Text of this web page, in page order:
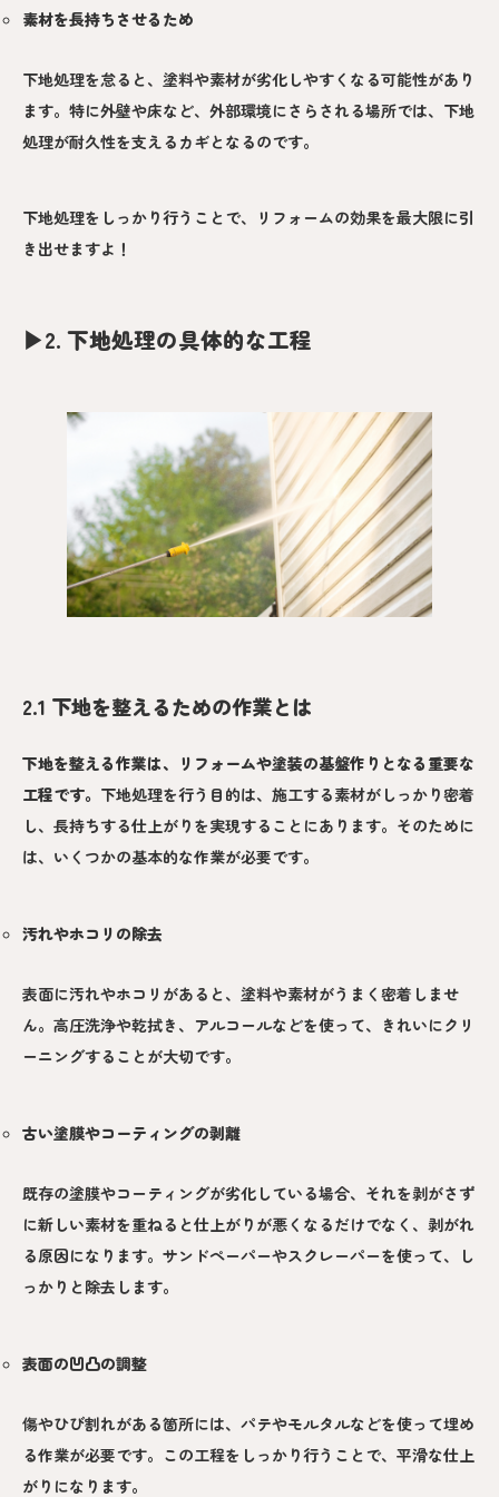
素材を長持ちさせるため
下地処理を怠ると、塗料や素材が劣化しやすくなる可能性があり
ます。特に外壁や床など、外部環境にさらされる場所では、下地
処理が耐久性を支えるカギとなるのです。
下地処理をしっかり行うことで、リフォームの効果を最大限に引
き出せますよ！
▶︎2. 下地処理の具体的な工程
2.1 下地を整えるための作業とは
下地を整える作業は、リフォームや塗装の基盤作りとなる重要な
工程です。 下地処理を行う目的は、施工する素材がしっかり密着
し、長持ちする仕上がりを実現することにあります。そのために
は、いくつかの基本的な作業が必要です。
汚れやホコリの除去
表面に汚れやホコリがあると、塗料や素材がうまく密着しませ
ん。高圧洗浄や乾拭き、アルコールなどを使って、きれいにクリ
ーニングすることが大切です。
古い塗膜やコーティングの剥離
既存の塗膜やコーティングが劣化している場合、それを剥がさず
に新しい素材を重ねると仕上がりが悪くなるだけでなく、剥がれ
る原因になります。サンドペーパーやスクレーパーを使って、し
っかりと除去します。
表面の凹凸の調整
傷やひび割れがある箇所には、パテやモルタルなどを使って埋め
る作業が必要です。この工程をしっかり行うことで、平滑な仕上
がりになります。